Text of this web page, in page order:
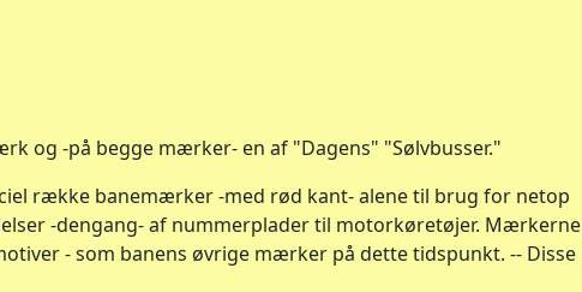
og -på begge mærker- en af "Dagens" "Sølvbusser."
række banemærker -med rød kant- alene til brug for netop
-dengang- af nummerplader til motorkøretøjer. Mærkerne
- som banens øvrige mærker på dette tidspunkt. -- Disse